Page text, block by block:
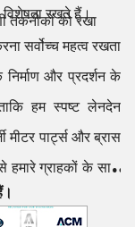
विशेषता रखते हैं।
तकनीकों को रखा
सर्वोच्च महत्व रखता
और प्रदर्शन के
ताकि हम स्पष्ट लेनदेन
मीटर पार्ट्स और ब्रास
ग्राहकों के साथ